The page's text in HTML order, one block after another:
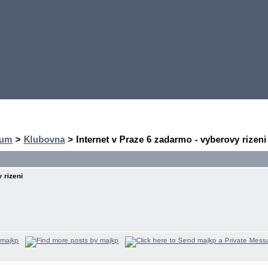
> Klubovna> Internet v Praze 6 zadarmo - vyberovy rizeni
rizeni